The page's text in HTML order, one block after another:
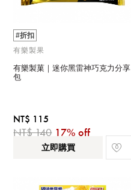
#折扣
有樂製果
有樂製菓｜迷你黑雷神巧克力分享
包
NT$ 115
NT$ 140 17% off
立即購買